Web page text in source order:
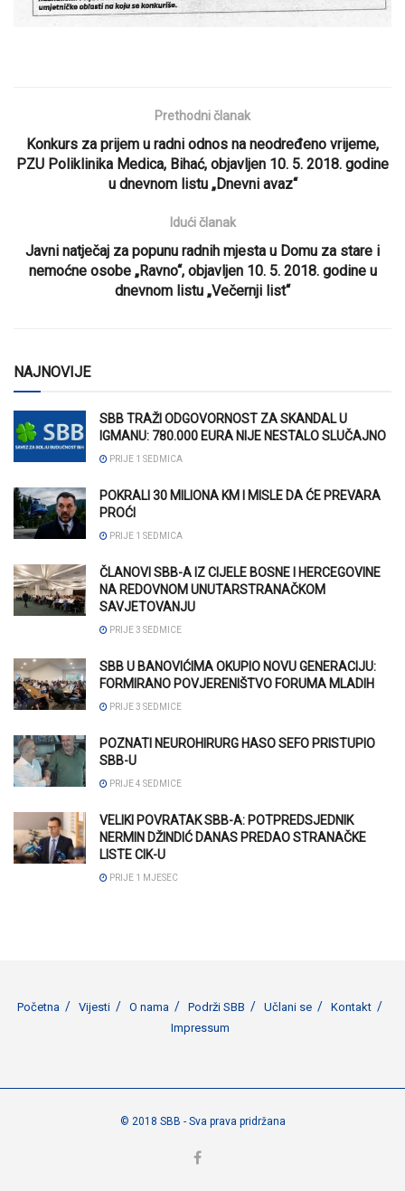
Prethodni članak
Konkurs za prijem u radni odnos na neodređeno vrijeme,
PZU Poliklinika Medica, Bihać, objavljen 10. 5. 2018. godine
u dnevnom listu „Dnevni avaz“
Idući članak
Javni natječaj za popunu radnih mjesta u Domu za stare i
nemoćne osobe „Ravno“, objavljen 10. 5. 2018. godine u
dnevnom listu „Večernji list“
NAJNOVIJE
SBB TRAŽI ODGOVORNOST ZA SKANDAL U
IGMANU: 780.000 EURA NIJE NESTALO SLUČAJNO
PRIJE 1 SEDMICA
POKRALI 30 MILIONA KM I MISLE DA ĆE PREVARA
PROĆI
PRIJE 1 SEDMICA
ČLANOVI SBB-A IZ CIJELE BOSNE I HERCEGOVINE
NA REDOVNOM UNUTARSTRANAČKOM
SAVJETOVANJU
PRIJE 3 SEDMICE
SBB U BANOVIĆIMA OKUPIO NOVU GENERACIJU:
FORMIRANO POVJERENIŠTVO FORUMA MLADIH
PRIJE 3 SEDMICE
POZNATI NEUROHIRURG HASO SEFO PRISTUPIO
SBB-U
PRIJE 4 SEDMICE
VELIKI POVRATAK SBB-A: POTPREDSJEDNIK
NERMIN DŽINDIĆ DANAS PREDAO STRANAČKE
LISTE CIK-U
PRIJE 1 MJESEC
Početna Vijesti O nama Podrži SBB Učlani se
Kontakt
Impressum
© 2018 SBB - Sva prava pridržana